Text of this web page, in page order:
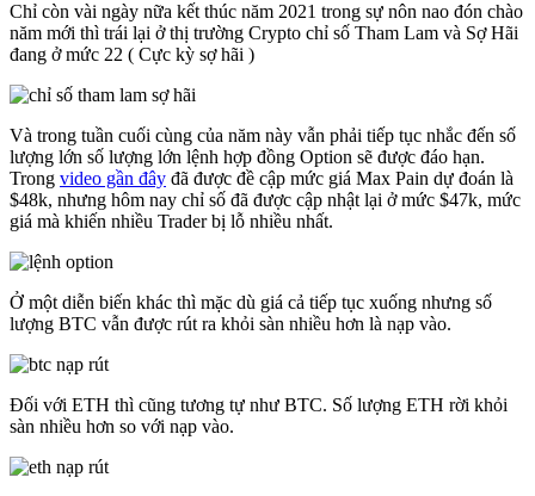
Chỉ còn vài ngày nữa kết thúc năm 2021 trong sự nôn nao đón chào
năm mới thì trái lại ở thị trường Crypto chỉ số Tham Lam và Sợ Hãi
đang ở mức 22 ( Cực kỳ sợ hãi )
Và trong tuần cuối cùng của năm này vẫn phải tiếp tục nhắc đến số
lượng lớn số lượng lớn lệnh hợp đồng Option sẽ được đáo hạn.
Trong video gần đây đã được đề cập mức giá Max Pain dự đoán là
$48k, nhưng hôm nay chỉ số đã được cập nhật lại ở mức $47k, mức
giá mà khiến nhiều Trader bị lỗ nhiều nhất.
Ở một diễn biến khác thì mặc dù giá cả tiếp tục xuống nhưng số
lượng BTC vẫn được rút ra khỏi sàn nhiều hơn là nạp vào.
Đối với ETH thì cũng tương tự như BTC. Số lượng ETH rời khỏi
sàn nhiều hơn so với nạp vào.